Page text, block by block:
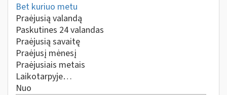
Bet kuriuo metu
Praėjusią valandą
Paskutines 24 valandas
Praėjusią savaitę
Praėjusį mėnesį
Praėjusiais metais
Laikotarpyje…
Nuo